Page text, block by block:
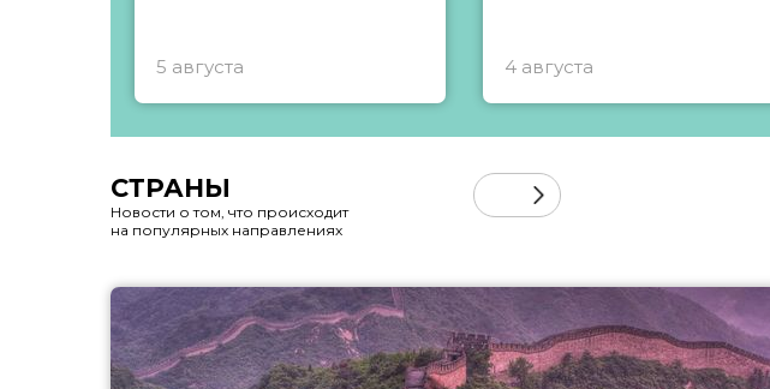
5 августа 4 августа
СТРАНЫ
Новости о том, что происходит
на популярных направлениях